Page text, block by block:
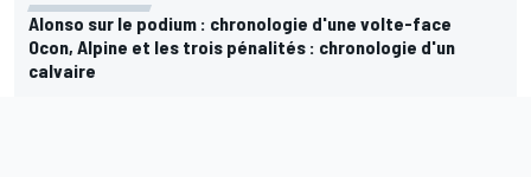
Alonso sur le podium : chronologie d'une volte-face
Ocon, Alpine et les trois pénalités : chronologie d'un
calvaire